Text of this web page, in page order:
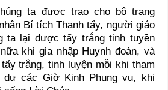
ta được trao cho bộ trang
Bí tích Thanh tẩy, người giáo
ta lại được tẩy trắng tinh tuyền
khi gia nhập Huynh đoàn, và
trắng, tinh luyện mỗi khi tham
dự các Giờ Kinh Phụng vụ, khi